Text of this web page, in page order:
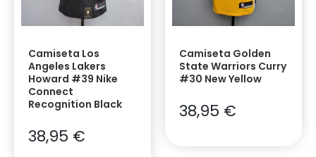
Camiseta Los
Angeles Lakers
Howard #39 Nike
Connect
Recognition Black
38,95 €
Camiseta Golden
State Warriors Curry
#30 New Yellow
38,95 €